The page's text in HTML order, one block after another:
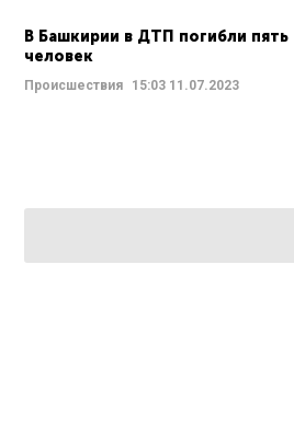
В Башкирии в ДТП погибли пять
человек
Происшествия 15:03 11.07.2023